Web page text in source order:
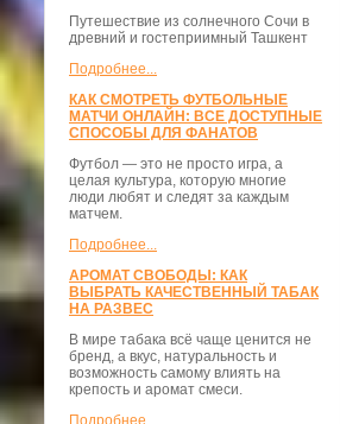
Путешествие из солнечного Сочи в
древний и гостеприимный Ташкент
Подробнее...
КАК СМОТРЕТЬ ФУТБОЛЬНЫЕ
МАТЧИ ОНЛАЙН: ВСЕ ДОСТУПНЫЕ
СПОСОБЫ ДЛЯ ФАНАТОВ
Футбол — это не просто игра, а
целая культура, которую многие
люди любят и следят за каждым
матчем.
Подробнее...
АРОМАТ СВОБОДЫ: КАК
ВЫБРАТЬ КАЧЕСТВЕННЫЙ ТАБАК
НА РАЗВЕС
В мире табака всё чаще ценится не
бренд, а вкус, натуральность и
возможность самому влиять на
крепость и аромат смеси.
Подробнее...